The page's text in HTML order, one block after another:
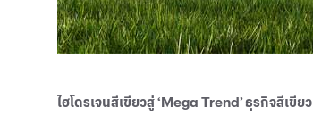
ไฮโดรเจนสีเขียวสู่ ‘Mega Trend’ ธุรกิจสีเขียว